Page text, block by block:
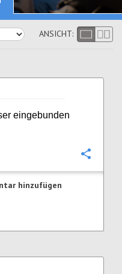
ANSICHT:
eingebunden
hinzufügen